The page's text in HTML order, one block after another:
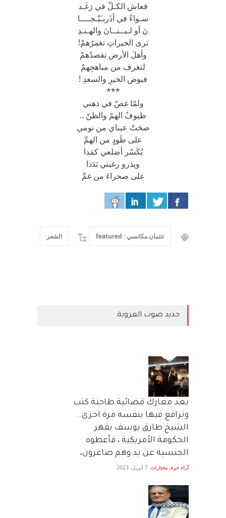
فعاش الكـلّ في رَغَـد
سـواءً في أذَربـَيْـجــــا
نَ أو لـبــنــانَ والهـنـدِ
ترى الخيراتِ تغمرُهمْ!
وأهلَ الأرض تقصدُهمْ
لتغرف من مباهجِهمْ
فيوض الخيرِ والسعدِ !
***
ولمّا غصّ في ذهني
طيوفُ الهمّ والظنّ ..
صحَتْ عيناي من نومي
على طَودٍ من الهمِّ
يُكَسّر أضلعي كمَدا
ويذرو رغبتي بَدَدا
على صحراءَ من غمِّ
عثمان مكانسي : featured الشعر
جديد صوت العروبة
بعد معارك قضائية طاحنة كتب
وترافع فيها بنفسه مرة اخرى..
الشيخ طارق يوسف يقهر
الحكومة الأمريكية ، فأعطوه
الجنسية عن يد وهم صاغرون،
آراء حرة, مختارات 7 أبريل، 2023